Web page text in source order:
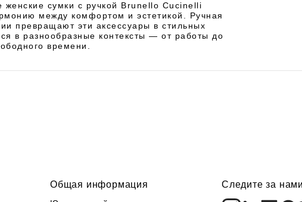
женские сумки с ручкой Brunello Cucinelli
между комфортом и эстетикой. Ручная
превращают эти аксессуары в стильных
в разнообразные контексты — от работы до
времени.
Общая информация Следите за